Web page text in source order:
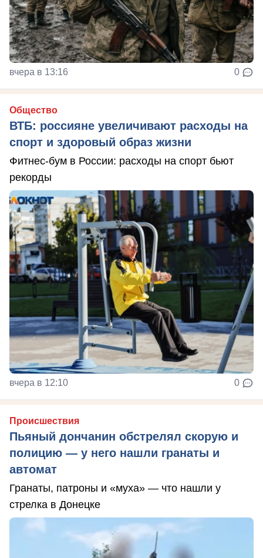
вчера в 13:16 0
Общество
ВТБ: россияне увеличивают расходы на
спорт и здоровый образ жизни
Фитнес-бум в России: расходы на спорт бьют
рекорды
вчера в 12:10 0
Происшествия
Пьяный дончанин обстрелял скорую и
полицию — у него нашли гранаты и
автомат
Гранаты, патроны и «муха» — что нашли у
стрелка в Донецке